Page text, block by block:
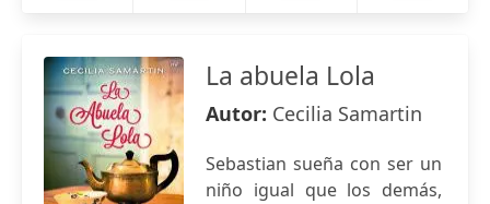
La abuela Lola
Autor: Cecilia Samartin
Sebastian sueña con ser un
niño igual que los demás,